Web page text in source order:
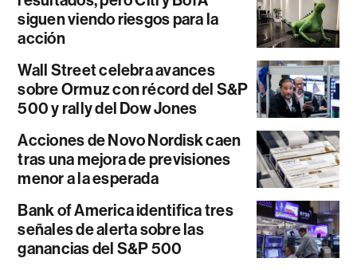
siguen viendo riesgos para la
acción
Wall Street celebra avances
sobre Ormuz con récord del S&P
500 y rally del Dow Jones
Acciones de Novo Nordisk caen
tras una mejora de previsiones
menor a la esperada
Bank of America identifica tres
señales de alerta sobre las
ganancias del S&P 500